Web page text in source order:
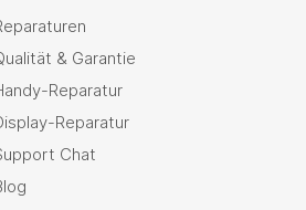
& Garantie
Reparatur
Reparatur
Chat